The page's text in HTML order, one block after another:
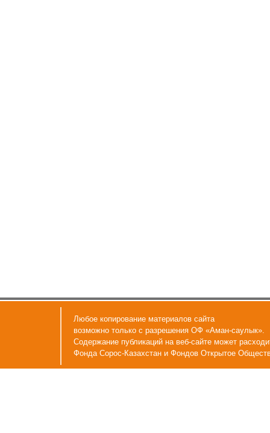
Любое копирование материалов сайта
возможно только с разрешения ОФ «Аман-саулык».
Содержание публикаций на веб-сайте может
Фонда Сорос-Казахстан и Фондов Открытое